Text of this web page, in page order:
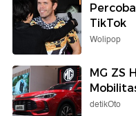
TikTok
Wolipop
MG ZS
detikOto